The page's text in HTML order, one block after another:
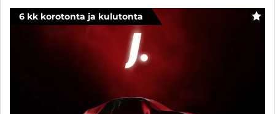
6 kk korotonta ja kulutonta